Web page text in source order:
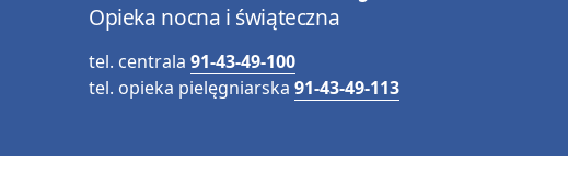
Opieka nocna i świąteczna
tel. centrala 91-43-49-100
tel. opieka pielęgniarska 91-43-49-113